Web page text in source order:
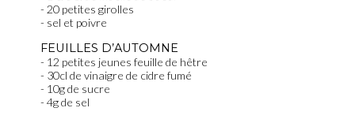
20 petites girolles
sel et poivre
FEUILLES D’AUTOMNE
12 petites jeunes feuille de hêtre
30cl de vinaigre de cidre fumé
10g de sucre
4g de sel